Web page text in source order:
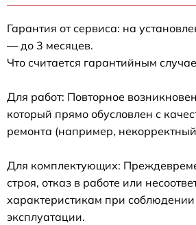
Гарантия от сервиса: на
— до 3 месяцев.
Что считается гарантийным
Для работ: Повторное
который прямо обусловлен с
ремонта (например,
Для комплектующих:
строя, отказ в работе или
характеристикам при соблюдении
эксплуатации.